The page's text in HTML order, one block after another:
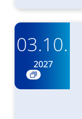
03.10.
2027